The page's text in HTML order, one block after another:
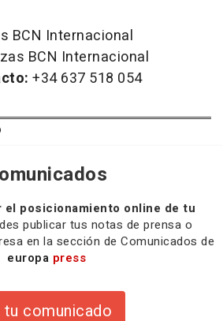
BCN Internacional
BCN Internacional
+34 637 518 054
el posicionamiento online de tu
publicar tus notas de prensa o
en la sección de Comunicados de
europa press
tu comunicado